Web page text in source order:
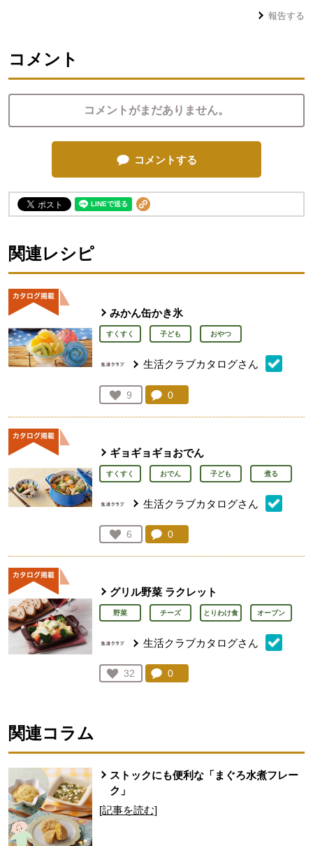
報告する
コメント
コメントがまだありません。
コメントする
関連レシピ
みかん缶かき氷
すくすく 子ども おやつ
生活クラブカタログさん
お気に入り登録：
9
人が登録
コメント：
0
ギョギョギョおでん
すくすく おでん 子ども 煮る
生活クラブカタログさん
お気に入り登録：
6
人が登録
コメント：
0
グリル野菜 ラクレット
野菜 チーズ とりわけ食 オーブン
生活クラブカタログさん
お気に入り登録：
32
人が登録
コメント：
0
関連コラム
ストックにも便利な「まぐろ水煮フレー
ク」
[記事を読む]